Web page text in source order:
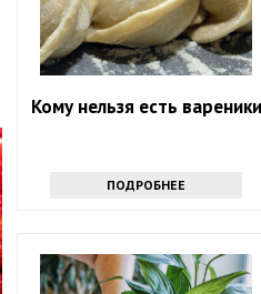
Кому нельзя есть вареники
ПОДРОБНЕЕ